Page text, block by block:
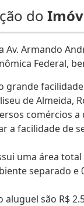
do
Av. Armando
Federal,
grande
de Almeida,
comércios a
a facilidade de
uma área
separado e
aluguel são R$